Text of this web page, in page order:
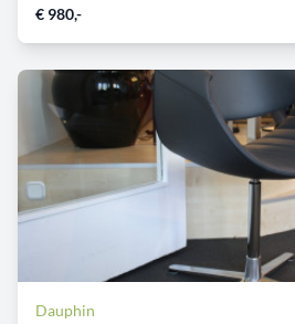
€ 980,-
Dauphin